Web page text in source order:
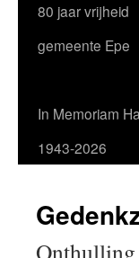
80 jaar vrijheid
gemeente Epe
In Memoriam
1943-2026
Onthulling